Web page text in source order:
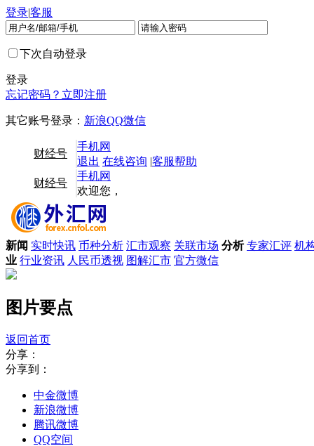
登录|客服
下次自动登录
登录
忘记密码？ 立即注册
其它账号登录： 新浪QQ微信
手机网
财经号
退出 在线咨询 |客服帮助
手机网
财经号
欢迎您，
新闻 实时快讯 币种分析 汇市观察 关联市场 分析 专家汇评 机
业 行业资讯 人民币透视 图解汇市 官方微信
图片要点
返回首页
分享：
分享到：
中金微博
新浪微博
腾讯微博
QQ空间